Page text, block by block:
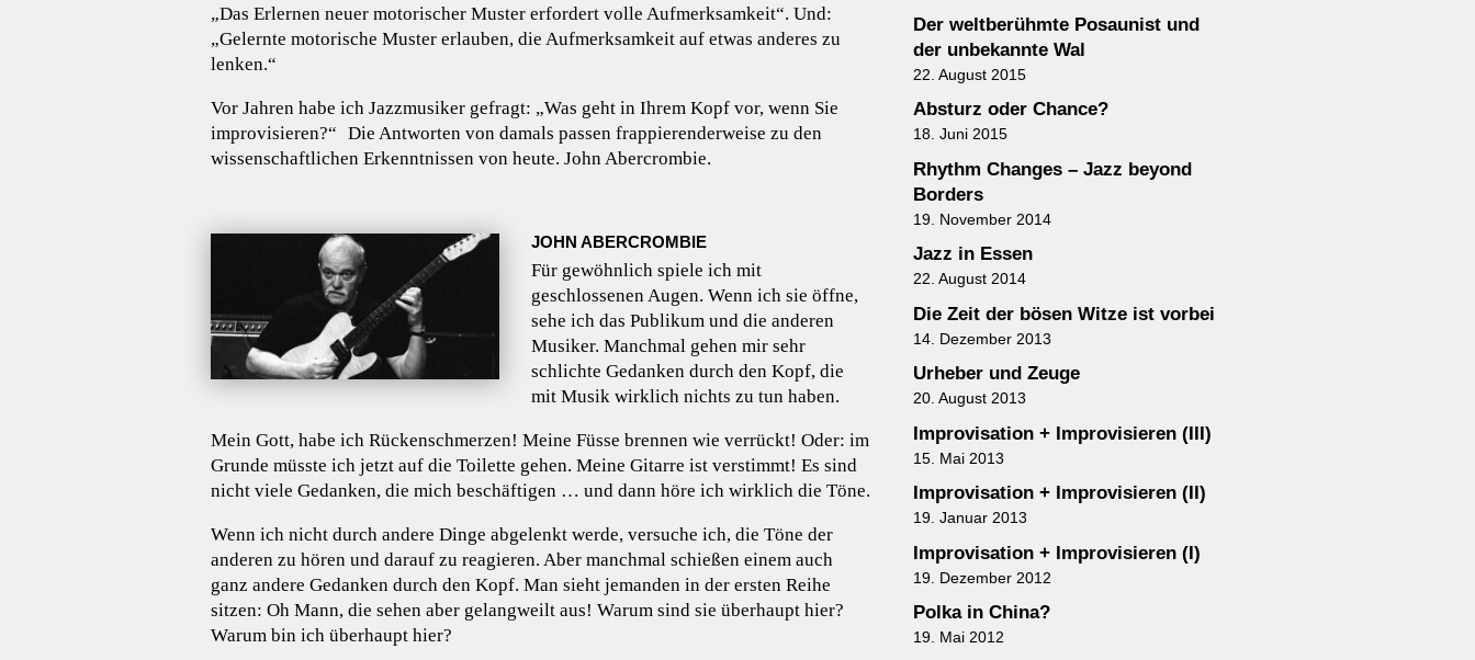
„Das Erlernen neuer motorischer Muster erfordert volle Aufmerksamkeit“. Und:
„Gelernte motorische Muster erlauben, die Aufmerksamkeit auf etwas anderes zu
lenken.“
Vor Jahren habe ich Jazzmusiker gefragt: „Was geht in Ihrem Kopf vor, wenn Sie
improvisieren?“ Die Antworten von damals passen frappierenderweise zu den
wissenschaftlichen Erkenntnissen von heute. John Abercrombie.
JOHN ABERCROMBIE
Für gewöhnlich spiele ich mit
geschlossenen Augen. Wenn ich sie öffne,
sehe ich das Publikum und die anderen
Musiker. Manchmal gehen mir sehr
schlichte Gedanken durch den Kopf, die
mit Musik wirklich nichts zu tun haben.
Mein Gott, habe ich Rückenschmerzen! Meine Füsse brennen wie verrückt! Oder: im
Grunde müsste ich jetzt auf die Toilette gehen. Meine Gitarre ist verstimmt! Es sind
nicht viele Gedanken, die mich beschäftigen … und dann höre ich wirklich die Töne.
Wenn ich nicht durch andere Dinge abgelenkt werde, versuche ich, die Töne der
anderen zu hören und darauf zu reagieren. Aber manchmal schießen einem auch
ganz andere Gedanken durch den Kopf. Man sieht jemanden in der ersten Reihe
sitzen: Oh Mann, die sehen aber gelangweilt aus! Warum sind sie überhaupt hier?
Warum bin ich überhaupt hier?
Der weltberühmte Posaunist und
der unbekannte Wal
22. August 2015
Absturz oder Chance?
18. Juni 2015
Rhythm Changes – Jazz beyond
Borders
19. November 2014
Jazz in Essen
22. August 2014
Die Zeit der bösen Witze ist vorbei
14. Dezember 2013
Urheber und Zeuge
20. August 2013
Improvisation + Improvisieren (III)
15. Mai 2013
Improvisation + Improvisieren (II)
19. Januar 2013
Improvisation + Improvisieren (I)
19. Dezember 2012
Polka in China?
19. Mai 2012